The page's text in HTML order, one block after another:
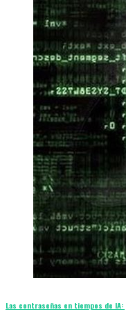
Las contraseñas en tiempos de